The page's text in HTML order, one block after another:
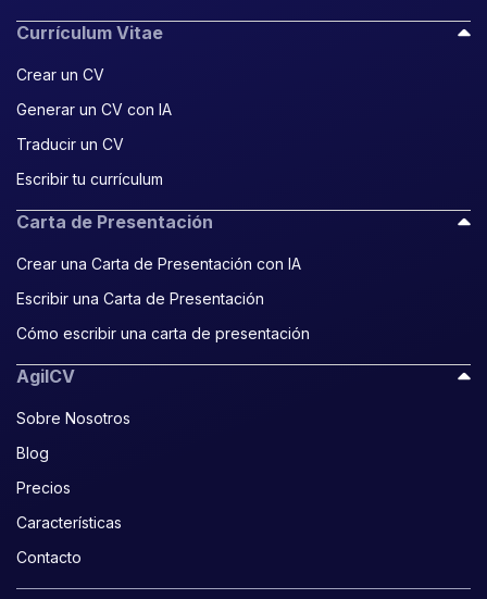
Currículum Vitae
Crear un CV
Generar un CV con IA
Traducir un CV
Escribir tu currículum
Carta de Presentación
Crear una Carta de Presentación con IA
Escribir una Carta de Presentación
Cómo escribir una carta de presentación
AgilCV
Sobre Nosotros
Blog
Precios
Características
Contacto